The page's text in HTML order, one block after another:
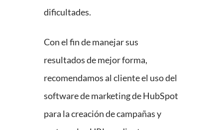
dificultades.
Con el fin de manejar sus
resultados de mejor forma,
recomendamos al cliente el uso del
software de marketing de HubSpot
para la creación de campañas y